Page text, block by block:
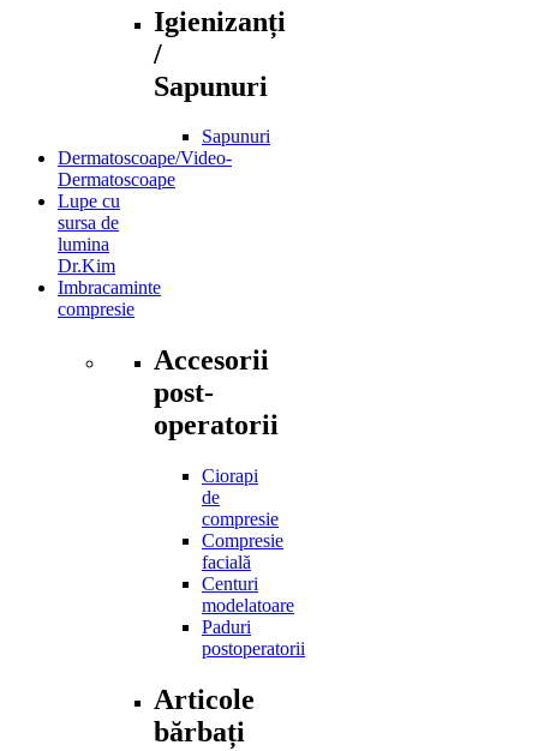
Igienizanți
/
Sapunuri
Sapunuri
Dermatoscoape/Video-
Dermatoscoape
Lupe cu
sursa de
lumina
Dr.Kim
Imbracaminte
compresie
Accesorii
post-
operatorii
Ciorapi
de
compresie
Compresie
facială
Centuri
modelatoare
Paduri
postoperatorii
Articole
bărbați